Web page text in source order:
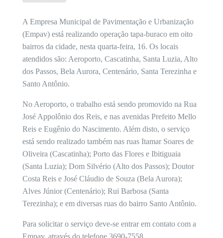
A Empresa Municipal de Pavimentação e Urbanização
(Empav) está realizando operação tapa-buraco em oito
bairros da cidade, nesta quarta-feira, 16. Os locais
atendidos são: Aeroporto, Cascatinha, Santa Luzia, Alto
dos Passos, Bela Aurora, Centenário, Santa Terezinha e
Santo Antônio.
No Aeroporto, o trabalho está sendo promovido na Rua
José Appolônio dos Reis, e nas avenidas Prefeito Mello
Reis e Eugênio do Nascimento. Além disto, o serviço
está sendo realizado também nas ruas Itamar Soares de
Oliveira (Cascatinha); Porto das Flores e Ibitiguaia
(Santa Luzia); Dom Silvério (Alto dos Passos); Doutor
Costa Reis e José Cláudio de Souza (Bela Aurora);
Alves Júnior (Centenário); Rui Barbosa (Santa
Terezinha); e em diversas ruas do bairro Santo Antônio.
Para solicitar o serviço deve-se entrar em contato com a